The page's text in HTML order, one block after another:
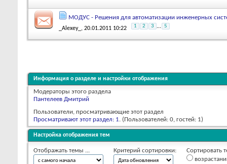
МОДУС - Решения для автоматизации инженерных
_Alexey_ , 20.01.2011 10:22 1 2 3 ... 5
Информация о разделе и настройки отображения
Модераторы этого раздела
Пантелеев Дмитрий
Пользователи, просматривающие этот раздел
Просматривают этот раздел: 1. (Пользователей: 0, гостей: 1)
Настройка отображения тем
Отображать темы ... Критерий сортировки:
Сортировать